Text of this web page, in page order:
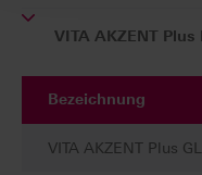
VITA AKZENT Plus
Bezeichnung
VITA AKZENT Plus